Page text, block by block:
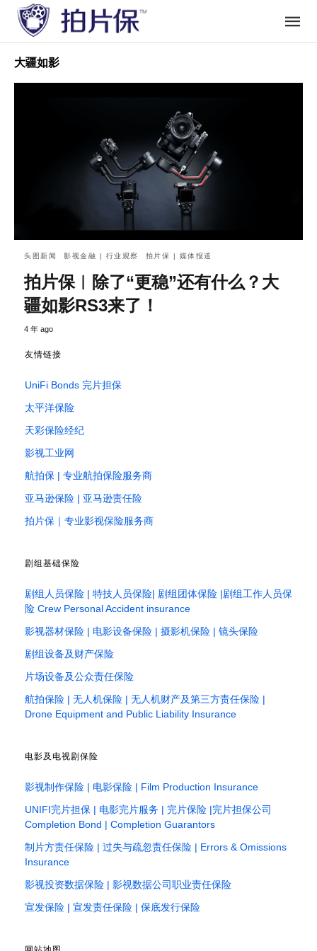
大疆如影
头图新闻 影视金融 | 行业观察 拍片保 | 媒体报道
拍片保︱除了“更稳”还有什么？大
疆如影RS3来了！
4 年 ago
友情链接
UniFi Bonds 完片担保
太平洋保险
天彩保险经纪
影视工业网
航拍保 | 专业航拍保险服务商
亚马逊保险 | 亚马逊责任险
拍片保｜专业影视保险服务商
剧组基础保险
剧组人员保险 | 特技人员保险| 剧组团体保险 |剧组工作人员保
险 Crew Personal Accident insurance
影视器材保险 | 电影设备保险 | 摄影机保险 | 镜头保险
剧组设备及财产保险
片场设备及公众责任保险
航拍保险 | 无人机保险 | 无人机财产及第三方责任保险 |
Drone Equipment and Public Liability Insurance
电影及电视剧保险
影视制作保险 | 电影保险 | Film Production Insurance
UNIFI完片担保 | 电影完片服务 | 完片保险 |完片担保公司
Completion Bond | Completion Guarantors
制片方责任保险 | 过失与疏忽责任保险 | Errors & Omissions
Insurance
影视投资数据保险 | 影视数据公司职业责任保险
宣发保险 | 宣发责任保险 | 保底发行保险